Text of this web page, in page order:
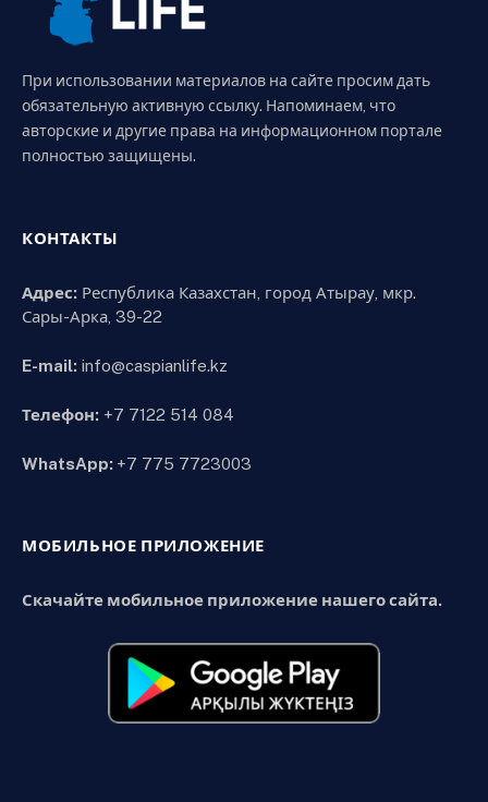
При использовании материалов на сайте просим дать
обязательную активную ссылку. Напоминаем, что
авторские и другие права на информационном портале
полностью защищены.
КОНТАКТЫ
Адрес: Республика Казахстан, город Атырау, мкр.
Сары-Арка, 39-22
E-mail: info@caspianlife.kz
Телефон: +7 7122 514 084
WhatsApp: +7 775 7723003
МОБИЛЬНОЕ ПРИЛОЖЕНИЕ
Скачайте мобильное приложение нашего сайта.